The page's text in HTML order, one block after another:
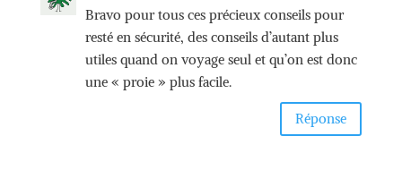
Bravo pour tous ces précieux conseils pour
resté en sécurité, des conseils d’autant plus
utiles quand on voyage seul et qu’on est donc
une « proie » plus facile.
Réponse